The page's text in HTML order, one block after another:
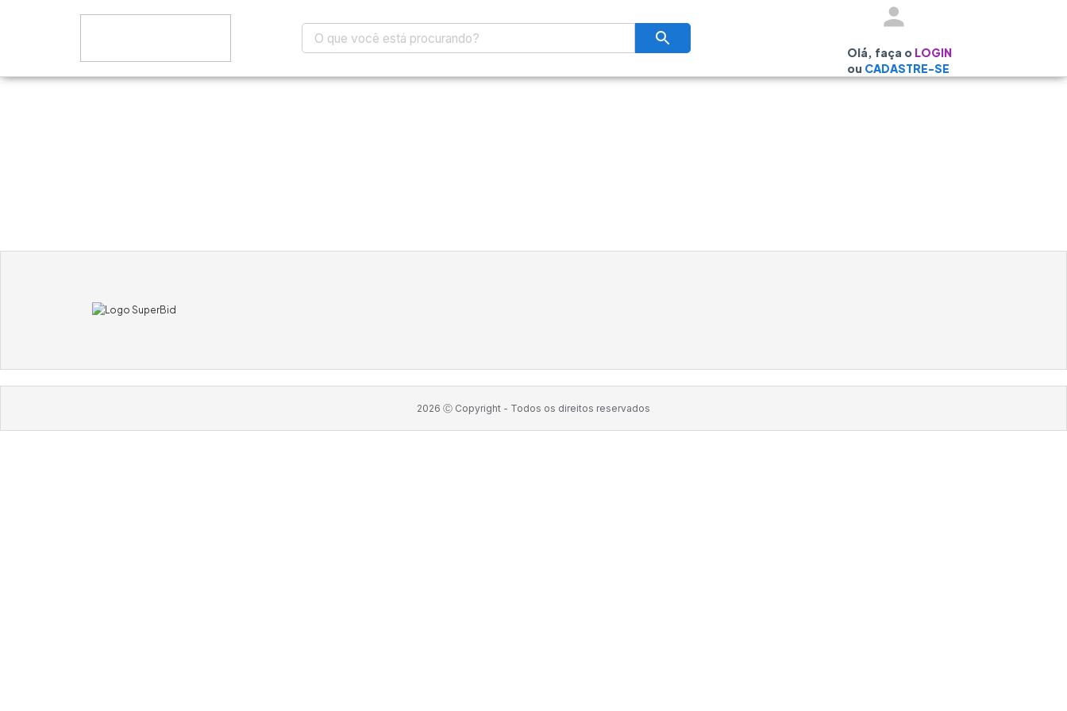
Olá, faça o LOGIN
ou CADASTRE-SE
2026 Ⓒ Copyright - Todos os direitos reservados